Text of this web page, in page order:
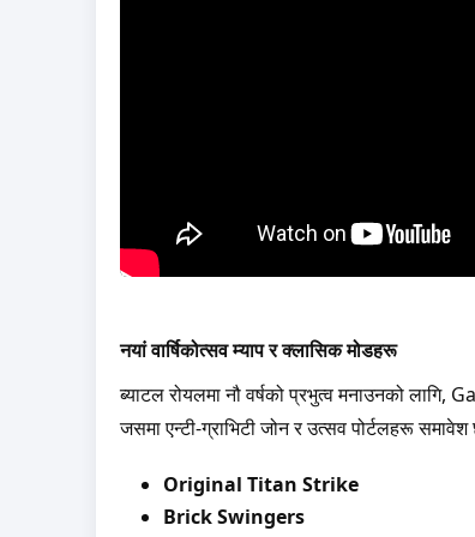
नयां वार्षिकोत्सव म्याप र क्लासिक मोडहरू
ब्याटल रोयलमा नौ वर्षको प्रभुत्व मनाउनको
जसमा एन्टी-ग्राभिटी जोन र उत्सव पोर्टलहरू
Original Titan Strike
Brick Swingers